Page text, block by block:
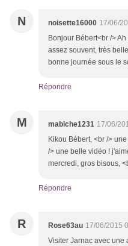
N noisette16000 17/06/
Bonjour Bébert<br />
assez souvent, très
bonne journée sous le
Répondre
M mabiche1231 17/06/
Kikou Bébert, <br />
/> une belle vidéo !
mercredi, gros bisous,
Répondre
R Rose63au 17/06/2015
Visiter Jarnac avec une